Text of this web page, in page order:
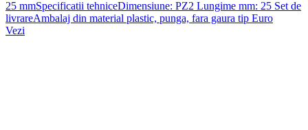
25 mmSpecificatii tehniceDimensiune: PZ2 Lungime mm: 25 Set de
livrareAmbalaj din material plastic, punga, fara gaura tip Euro
Vezi